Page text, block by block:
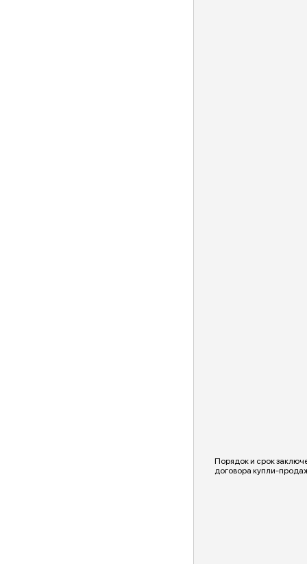
Порядок и срок
договора купли-